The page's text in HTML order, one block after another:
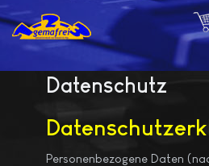
Datenschutz
Personenbezogene Daten